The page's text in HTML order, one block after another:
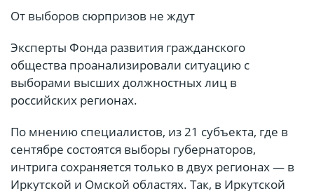
От выборов сюрпризов не ждут
Эксперты Фонда развития гражданского
общества проанализировали ситуацию с
выборами высших должностных лиц в
российских регионах.
По мнению специалистов, из 21 субъекта, где в
сентябре состоятся выборы губернаторов,
интрига сохраняется только в двух регионах — в
Иркутской и Омской областях. Так, в Иркутской